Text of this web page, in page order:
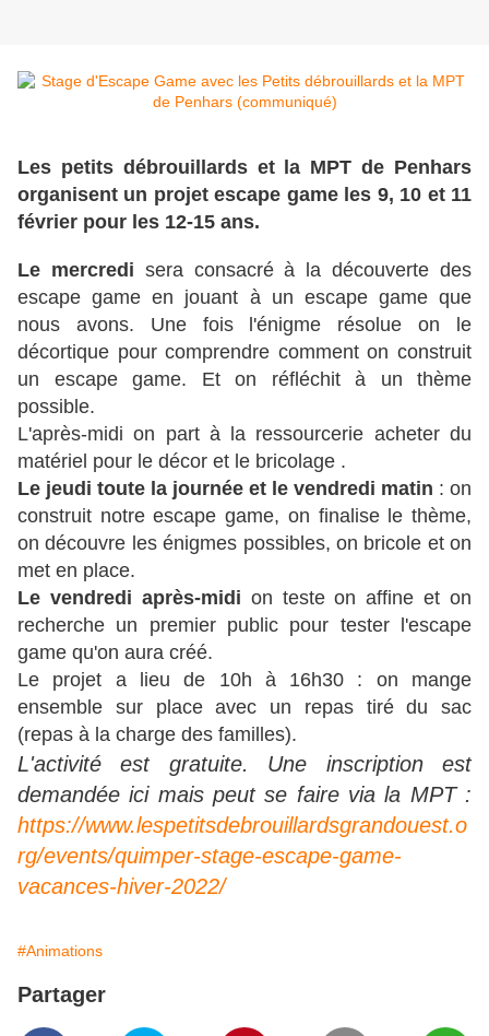
Les petits débrouillards et la MPT de Penhars
organisent un projet escape game les 9, 10 et 11
février pour les 12-15 ans.
Le mercredi sera consacré à la découverte des
escape game en jouant à un escape game que
nous avons. Une fois l'énigme résolue on le
décortique pour comprendre comment on construit
un escape game. Et on réfléchit à un thème
possible.
L'après-midi on part à la ressourcerie acheter du
matériel pour le décor et le bricolage .
Le jeudi toute la journée et le vendredi matin : on
construit notre escape game, on finalise le thème,
on découvre les énigmes possibles, on bricole et on
met en place.
Le vendredi après-midi on teste on affine et on
recherche un premier public pour tester l'escape
game qu'on aura créé.
Le projet a lieu de 10h à 16h30 : on mange
ensemble sur place avec un repas tiré du sac
(repas à la charge des familles).
L'activité est gratuite. Une inscription est
demandée ici mais peut se faire via la MPT :
https://www.lespetitsdebrouillardsgrandouest.o
rg/events/quimper-stage-escape-game-
vacances-hiver-2022/
#Animations
Partager